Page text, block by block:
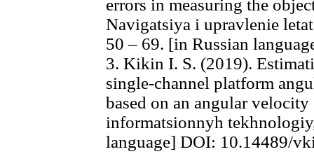
errors in measuring the
Navigatsiya i upravlenie
50 – 69. [in Russian
3. Kikin I. S. (2019).
single-channel platform
based on an angular
informatsionnyh
language] DOI: 10.14489/